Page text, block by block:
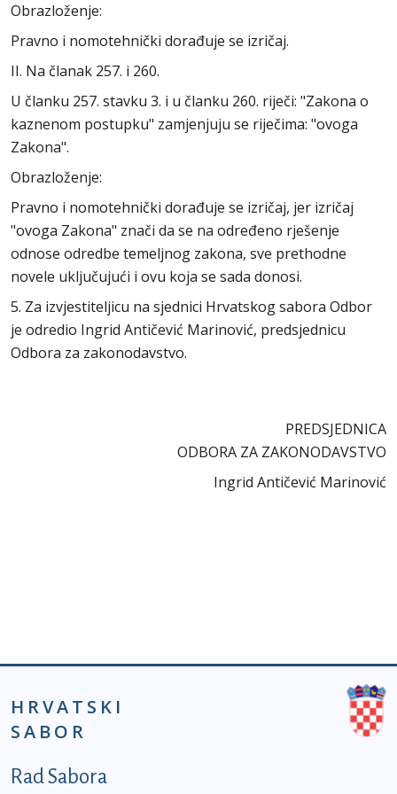
Obrazloženje:
Pravno i nomotehnički dorađuje se izričaj.
II. Na članak 257. i 260.
U članku 257. stavku 3. i u članku 260. riječi: "Zakona o
kaznenom postupku" zamjenjuju se riječima: "ovoga
Zakona".
Obrazloženje:
Pravno i nomotehnički dorađuje se izričaj, jer izričaj
"ovoga Zakona" znači da se na određeno rješenje
odnose odredbe temeljnog zakona, sve prethodne
novele uključujući i ovu koja se sada donosi.
5. Za izvjestiteljicu na sjednici Hrvatskog sabora Odbor
je odredio Ingrid Antičević Marinović, predsjednicu
Odbora za zakonodavstvo.
PREDSJEDNICA
ODBORA ZA ZAKONODAVSTVO
Ingrid Antičević Marinović
HRVATSKI
SABOR
Podnožje prvi izbornik
Rad Sabora